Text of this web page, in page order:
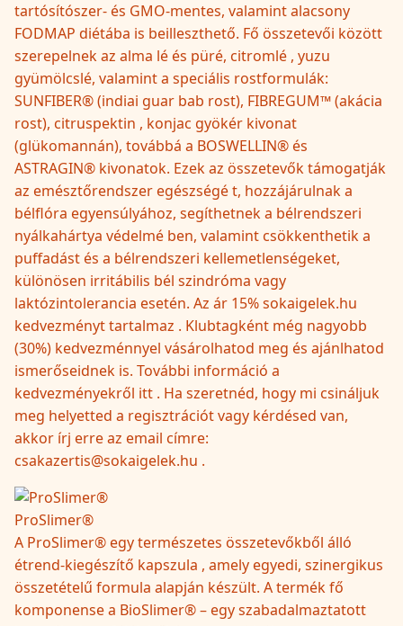
tartósítószer- és GMO-mentes, valamint alacsony
FODMAP diétába is beilleszthető. Fő összetevői között
szerepelnek az alma lé és püré, citromlé , yuzu
gyümölcslé, valamint a speciális rostformulák:
SUNFIBER® (indiai guar bab rost), FIBREGUM™ (akácia
rost), citruspektin , konjac gyökér kivonat
(glükomannán), továbbá a BOSWELLIN® és
ASTRAGIN® kivonatok. Ezek az összetevők támogatják
az emésztőrendszer egészségé t, hozzájárulnak a
bélflóra egyensúlyához, segíthetnek a bélrendszeri
nyálkahártya védelmé ben, valamint csökkenthetik a
puffadást és a bélrendszeri kellemetlenségeket,
különösen irritábilis bél szindróma vagy
laktózintolerancia esetén. Az ár 15% sokaigelek.hu
kedvezményt tartalmaz . Klubtagként még nagyobb
(30%) kedvezménnyel vásárolhatod meg és ajánlhatod
ismerőseidnek is. További információ a
kedvezményekről itt . Ha szeretnéd, hogy mi csináljuk
meg helyetted a regisztrációt vagy kérdésed van,
akkor írj erre az email címre:
csakazertis@sokaigelek.hu .
ProSlimer®
A ProSlimer® egy természetes összetevőkből álló
étrend-kiegészítő kapszula , amely egyedi, szinergikus
összetételű formula alapján készült. A termék fő
komponense a BioSlimer® – egy szabadalmaztatott